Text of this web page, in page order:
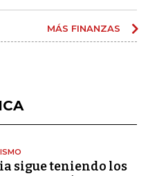
MÁS FINANZAS
sigue teniendo los